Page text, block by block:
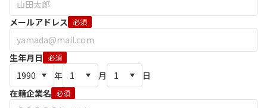
メールアドレス 必須
生年月日 必須
年 月
日
在籍企業名 必須